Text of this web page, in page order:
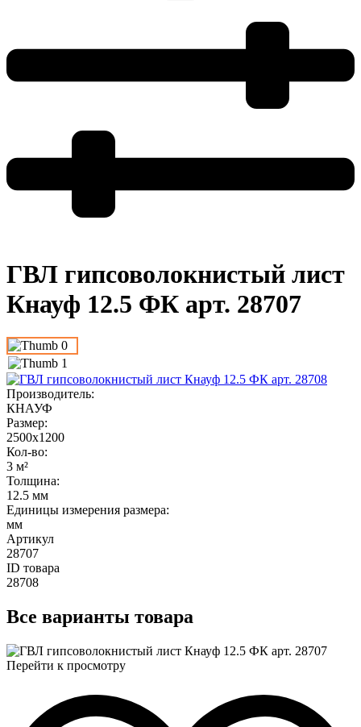
ГВЛ гипсоволокнистый лист
Кнауф 12.5 ФК арт. 28707
Производитель:
КНАУФ
Размер:
2500x1200
Кол-во:
3 м²
Толщина:
12.5 мм
Единицы измерения размера:
мм
Артикул
28707
ID товара
28708
Все варианты товара
Перейти к просмотру